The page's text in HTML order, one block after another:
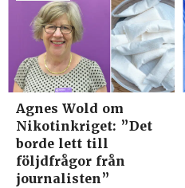
Agnes Wold om
Nikotinkriget: ”Det
borde lett till
följdfrågor från
journalisten”